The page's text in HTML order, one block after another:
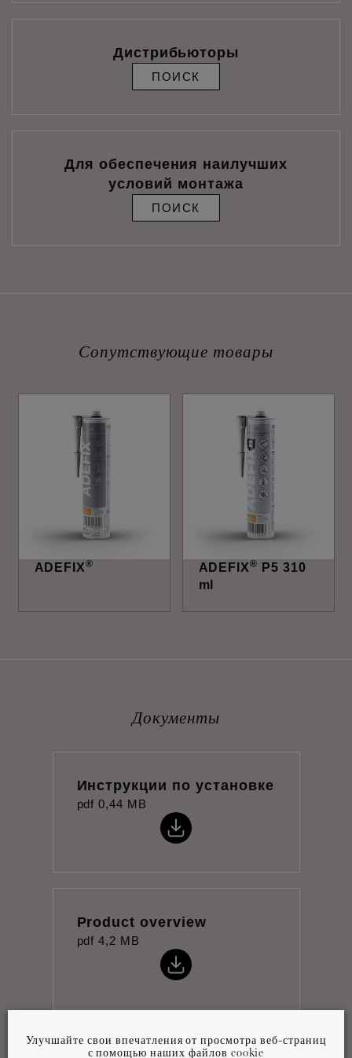
Дистрибьюторы
ПОИСК
Для обеспечения наилучших
условий монтажа
ПОИСК
Сопутствующие товары
ADEFIX® ADEFIX®
P5 310
ml
Документы
Инструкции по установке
pdf 0,44 MB
Product overview
pdf 4,2 MB
Улучшайте свои впечатления от просмотра веб-страниц
с помощью наших файлов cookie